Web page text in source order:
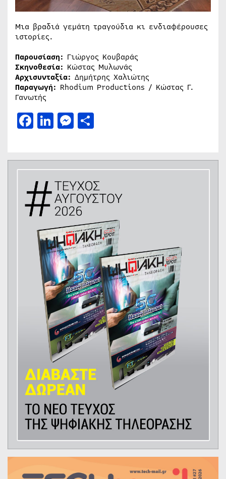
Μια βραδιά γεμάτη τραγούδια κι ενδιαφέρουσες
ιστορίες.
Παρουσίαση: Γιώργος Κουβαράς
Σκηνοθεσία: Κώστας Μυλωνάς
Αρχισυνταξία: Δημήτρης Χαλιώτης
Παραγωγή: Rhodium Productions / Κώστας Γ.
Γανωτής
Facebook
LinkedIn
Messenger